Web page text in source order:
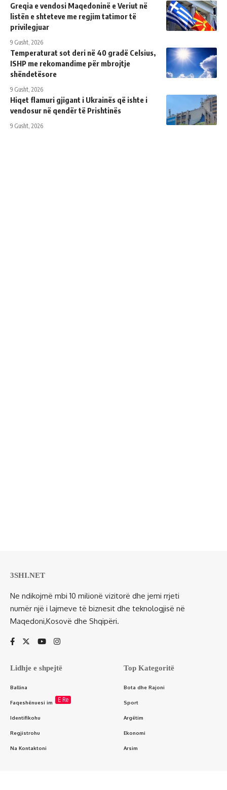
Greqia e vendosi Maqedoninë e Veriut në
listën e shteteve me regjim tatimor të
privilegjuar
9 Gusht, 2026
Temperaturat sot deri në 40 gradë Celsius,
ISHP me rekomandime për mbrojtje
shëndetësore
9 Gusht, 2026
Hiqet flamuri gjigant i Ukrainës që ishte i
vendosur në qendër të Prishtinës
9 Gusht, 2026
3SHI.NET
Ne ndikojmë mbi 10 milionë vizitorë dhe jemi rrjeti
numër një i lajmeve të biznesit dhe teknologjisë në
Maqedoni,Kosovë dhe Shqipëri.
Lidhje e shpejtë
Ballina
Faqeshënuesi im E Re
Identifikohu
Regjistrohu
Na Kontaktoni
Top Kategoritë
Bota dhe Rajoni
Sport
Argëtim
Ekonomi
Arsim